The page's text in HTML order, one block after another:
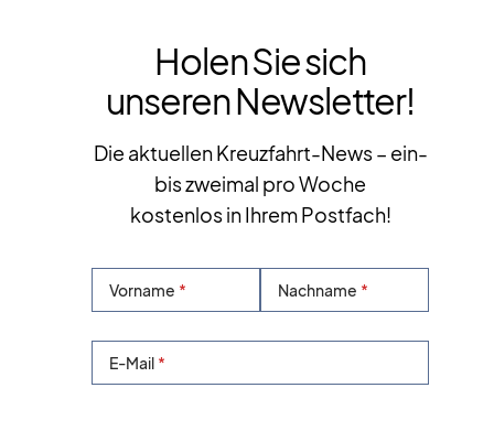
Holen Sie sich
unseren Newsletter!
Die aktuellen Kreuzfahrt-News – ein-
bis zweimal pro Woche
kostenlos in Ihrem Postfach!
Vorname Nachname
E-Mail